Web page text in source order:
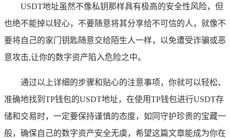
USDT地址虽然不像私钥那样具有极高的安全性风险，但
也绝不能掉以轻心，不要随意将其分享给不可信的人，就像不
要将自己的家门钥匙随意交给陌生人一样，以免遭受诈骗或恶
意攻击,让你的数字资产陷入危险之中。
通过以上详细的步骤和贴心的注意事项，你就可以轻松、
准确地找到TP钱包的USDT地址，在使用TP钱包进行USDT存
储和交易时，一定要保持谨慎的态度，如同守护珍贵的宝藏一
般，确保自己的数字资产安全无虞，希望这篇文章能成为你在